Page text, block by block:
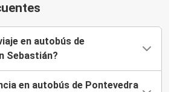
en autobús de
Sebastián?
en autobús de Pontevedra